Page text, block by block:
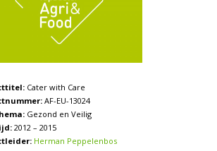
Cater with Care
AF-EU-13024
Gezond en Veilig
2012 – 2015
Herman Peppelenbos